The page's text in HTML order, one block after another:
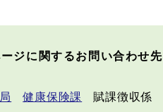
ジに関するお問い合わせ先
健康保険課 賦課徴収係